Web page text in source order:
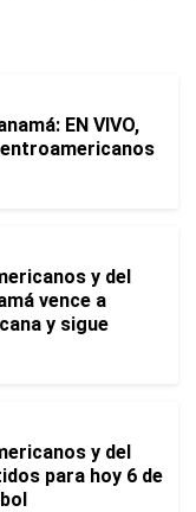
EN VIVO,
y del
vence a
y sigue
y del
para hoy 6 de